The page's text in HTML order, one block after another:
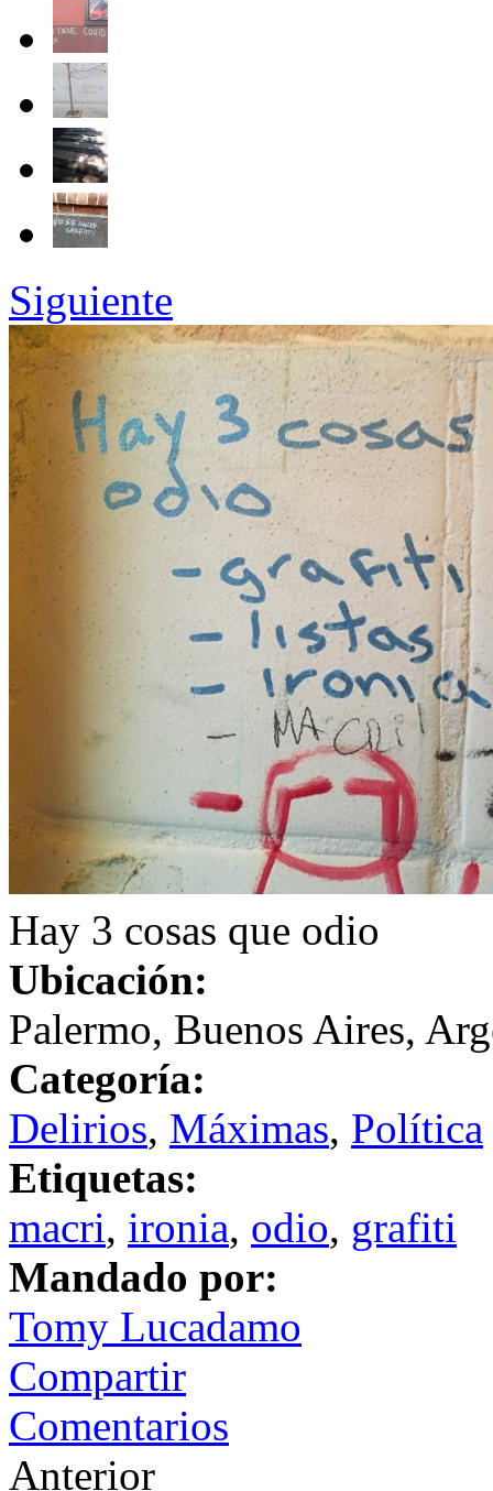
Siguiente
Hay 3 cosas que odio
Ubicación:
Palermo, Buenos Aires,
Categoría:
Delirios, Máximas, Política
Etiquetas:
macri, ironia, odio, grafiti
Mandado por:
Tomy Lucadamo
Compartir
Comentarios
Anterior